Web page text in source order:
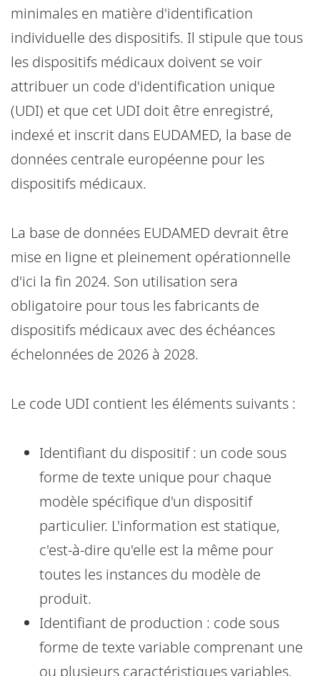
minimales en matière d'identification
individuelle des dispositifs. Il stipule que tous
les dispositifs médicaux doivent se voir
attribuer un code d'identification unique
(UDI) et que cet UDI doit être enregistré,
indexé et inscrit dans EUDAMED, la base de
données centrale européenne pour les
dispositifs médicaux.
La base de données EUDAMED devrait être
mise en ligne et pleinement opérationnelle
d'ici la fin 2024. Son utilisation sera
obligatoire pour tous les fabricants de
dispositifs médicaux avec des échéances
échelonnées de 2026 à 2028.
Le code UDI contient les éléments suivants :
Identifiant du dispositif : un code sous
forme de texte unique pour chaque
modèle spécifique d'un dispositif
particulier. L'information est statique,
c'est-à-dire qu'elle est la même pour
toutes les instances du modèle de
produit.
Identifiant de production : code sous
forme de texte variable comprenant une
ou plusieurs caractéristiques variables,